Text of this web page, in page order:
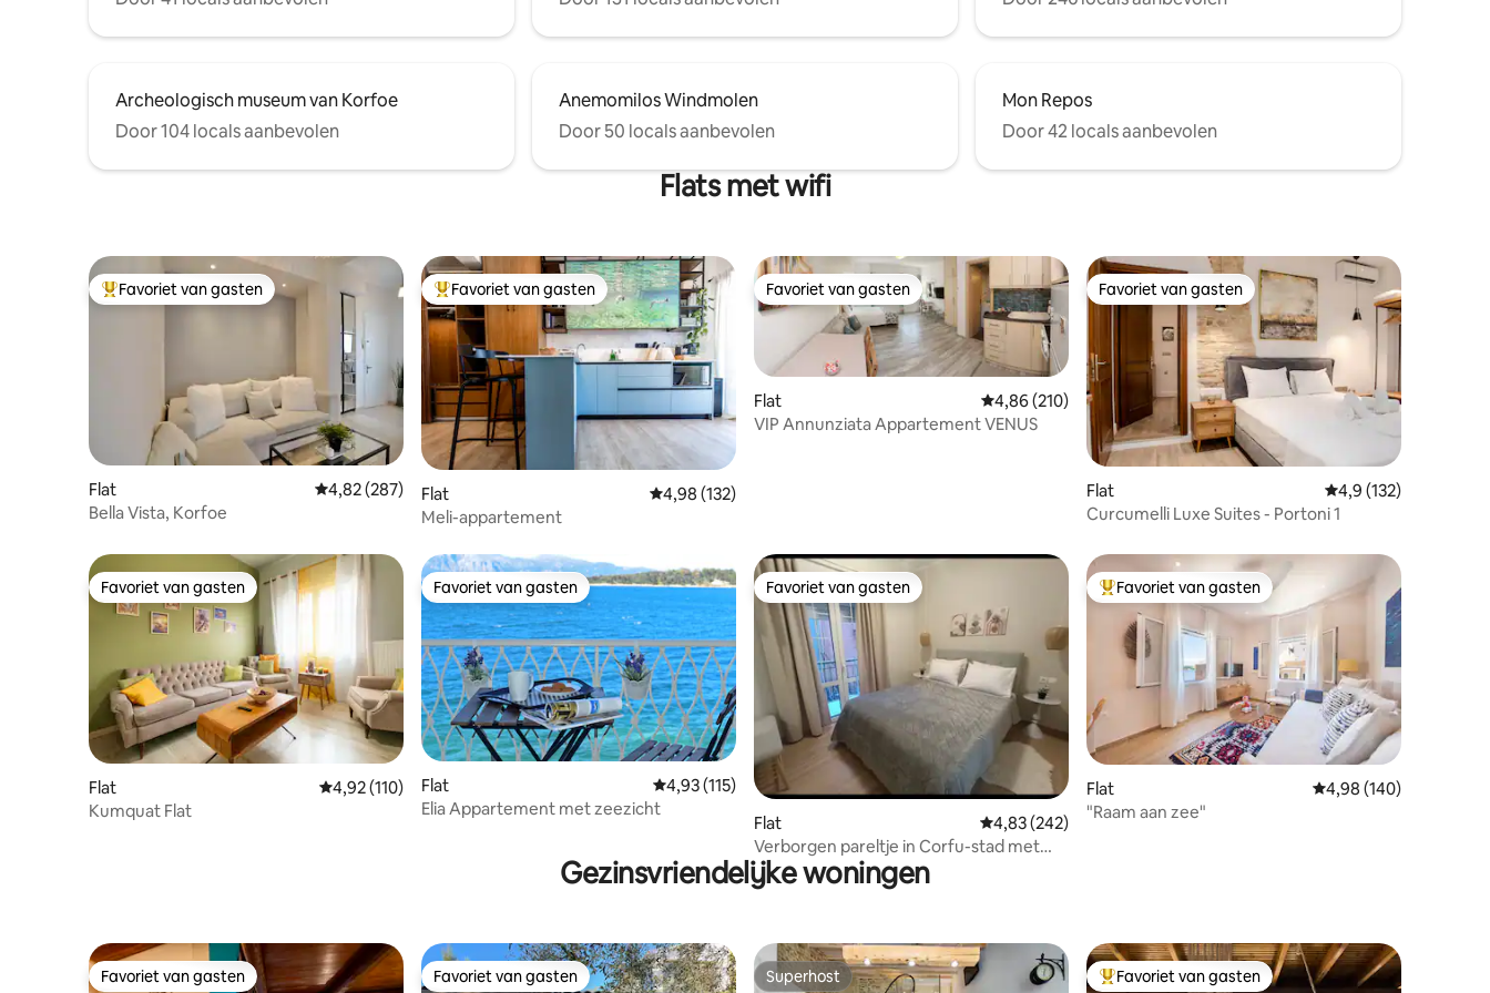
Archeologisch museum van Korfoe
Door 104 locals aanbevolen
Anemomilos Windmolen
Door 50 locals aanbevolen
Mon Repos
Door 42 locals aanbevolen
Flats met wifi
Topfavoriet van gasten
Favoriet van gasten
Flat Gemiddelde beoordeling van 4,82 op 5, 287 recensies
4,82 (287)
Bella Vista, Korfoe
Topfavoriet van gasten
Favoriet van gasten
Flat Gemiddelde beoordeling van 4,98 op 5, 132 recensies
4,98 (132)
Meli-appartement
Favoriet van gasten
Favoriet van gasten
Flat Gemiddelde beoordeling van 4,86 op 5, 210 recensies
4,86 (210)
VIP Annunziata Appartement VENUS
Favoriet van gasten
Favoriet van gasten
Flat Gemiddelde
4,9 (132)
Curcumelli Luxe Suites - Portoni 1
Favoriet van gasten
Favoriet van gasten
Flat Gemiddelde beoordeling van 4,92 op 5, 110 recensies
4,92 (110)
Kumquat Flat
Favoriet van gasten
Favoriet van gasten
Flat Gemiddelde beoordeling van 4,93 op 5, 115 recensies
4,93 (115)
Elia Appartement met zeezicht
Favoriet van gasten
Favoriet van gasten
Flat Gemiddelde beoordeling van 4,83 op 5, 242 recensies
4,83 (242)
Verborgen pareltje in Corfu-stad met
alles in de buurt!
Topfavoriet van gasten
Favoriet van gasten
Flat Gemiddelde
4,98 (140)
"Raam aan zee"
Gezinsvriendelijke woningen
Favoriet van gasten
Favoriet van gasten Favoriet van gasten
Favoriet van gasten Superhost
Superhost Topfavoriet van gasten
Favoriet van gasten